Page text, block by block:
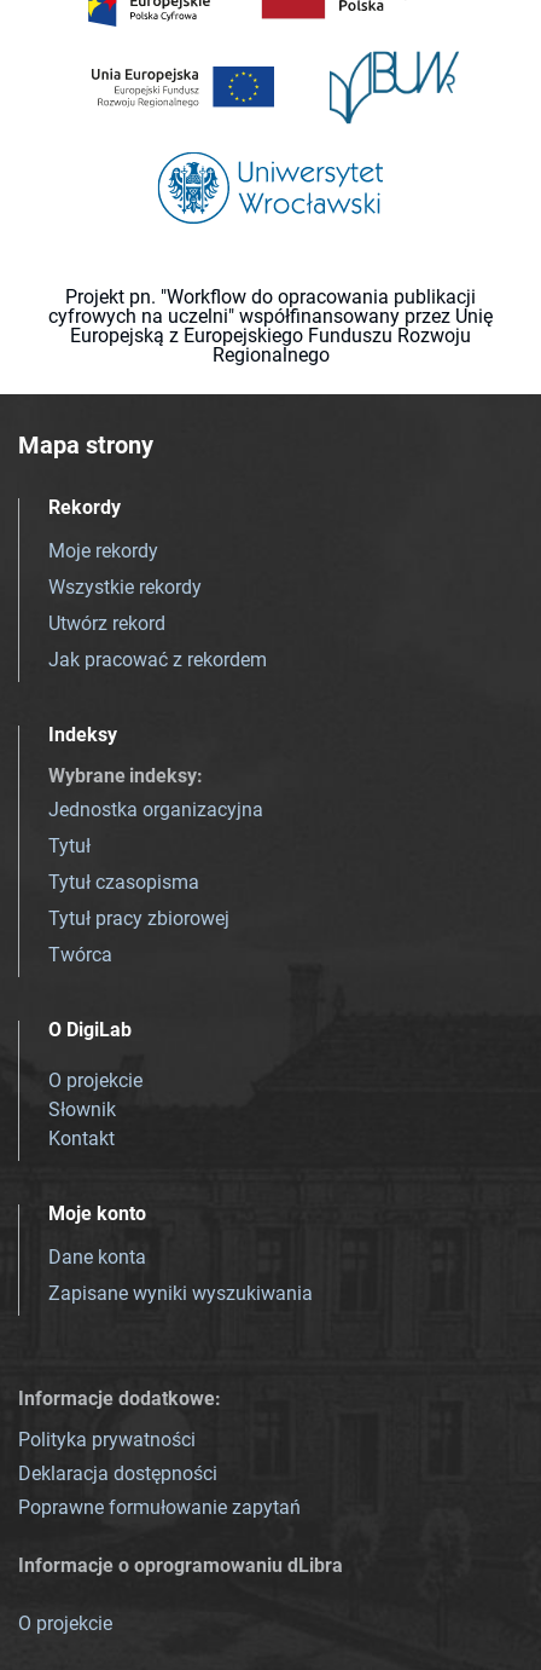
Projekt pn. "Workflow do opracowania publikacji
cyfrowych na uczelni" współfinansowany przez Unię
Europejską z Europejskiego Funduszu Rozwoju
Regionalnego
Mapa strony
Rekordy
Moje rekordy
Wszystkie rekordy
Utwórz rekord
Jak pracować z rekordem
Indeksy
Wybrane indeksy:
Jednostka organizacyjna
Tytuł
Tytuł czasopisma
Tytuł pracy zbiorowej
Twórca
O DigiLab
O projekcie
Słownik
Kontakt
Moje konto
Dane konta
Zapisane wyniki wyszukiwania
Informacje dodatkowe:
Polityka prywatności
Deklaracja dostępności
Poprawne formułowanie zapytań
Informacje o oprogramowaniu dLibra
O projekcie